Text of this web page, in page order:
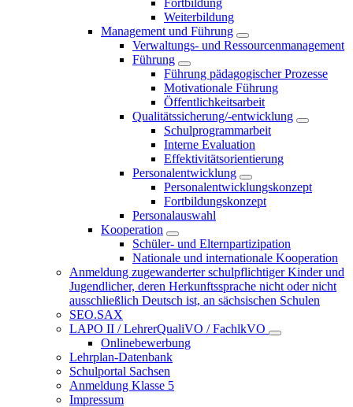
Fortbildung
Weiterbildung
Management und Führung
Verwaltungs- und Ressourcenmanagement
Führung
Führung pädagogischer Prozesse
Motivationale Führung
Öffentlichkeitsarbeit
Qualitätssicherung/-entwicklung
Schulprogrammarbeit
Interne Evaluation
Effektivitätsorientierung
Personalentwicklung
Personalentwicklungskonzept
Fortbildungskonzept
Personalauswahl
Kooperation
Schüler- und Elternpartizipation
Nationale und internationale Kooperation
Anmeldung zugewanderter schulpflichtiger Kinder und
Jugendlicher, deren Herkunftssprache nicht oder nicht
ausschließlich Deutsch ist, an sächsischen Schulen
SEO.SAX
LAPO II / LehrerQualiVO / FachlkVO
Onlinebewerbung
Lehrplan-Datenbank
Schulportal Sachsen
Anmeldung Klasse 5
Impressum